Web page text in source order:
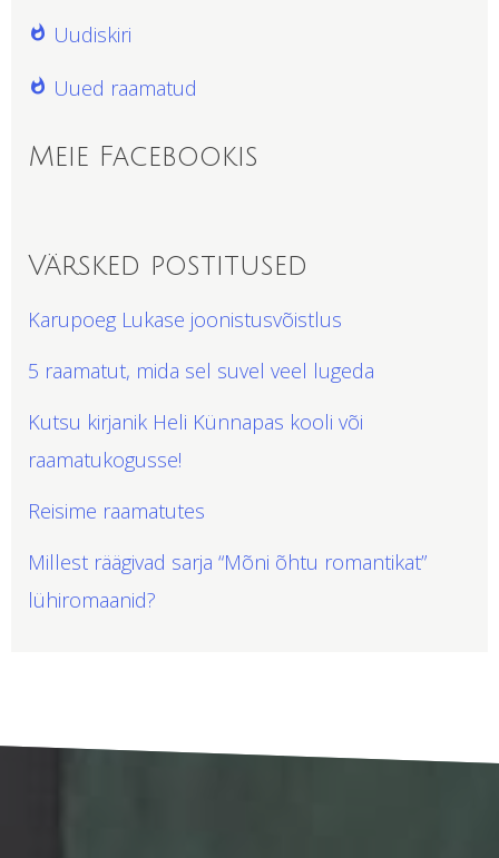
Uudiskiri
Uued raamatud
Meie Facebookis
Värsked postitused
Karupoeg Lukase joonistusvõistlus
5 raamatut, mida sel suvel veel lugeda
Kutsu kirjanik Heli Künnapas kooli või
raamatukogusse!
Reisime raamatutes
Millest räägivad sarja “Mõni õhtu romantikat”
lühiromaanid?